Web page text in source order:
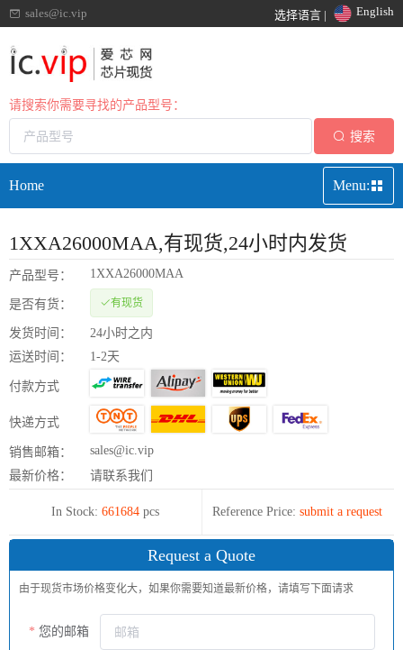
sales@ic.vip 选择语言 | English
请搜索你需要寻找的产品型号：
搜索
Home Menu:
1XXA26000MAA,有现货,24小时内发货
产品型号： 1XXA26000MAA
是否有货： 有现货
发货时间：
24小时之内
运送时间：
1-2天
付款方式
快递方式
销售邮箱：
sales@ic.vip
最新价格：
请联系我们
In Stock: 661684 pcs Reference Price: submit a request
Request a Quote
由于现货市场价格变化大，如果你需要知道最新价格，请填写下面请求
您的邮箱